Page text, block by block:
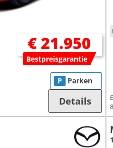
€ 21.950
Bestpreisgarantie
P Parken
Details